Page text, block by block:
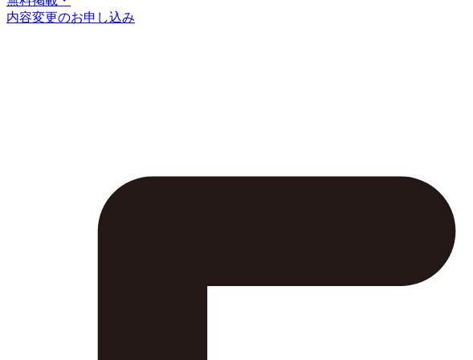
内容変更のお申し込み